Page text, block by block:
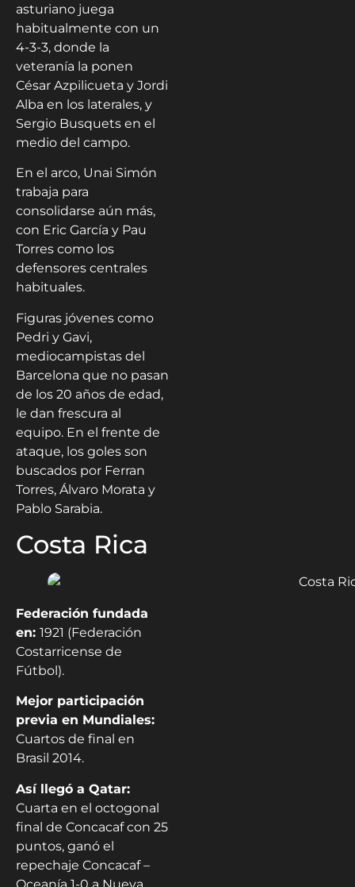
asturiano juega
habitualmente con un
4-3-3, donde la
veteranía la ponen
César Azpilicueta y Jordi
Alba en los laterales, y
Sergio Busquets en el
medio del campo.
En el arco, Unai Simón
trabaja para
consolidarse aún más,
con Eric García y Pau
Torres como los
defensores centrales
habituales.
Figuras jóvenes como
Pedri y Gavi,
mediocampistas del
Barcelona que no pasan
de los 20 años de edad,
le dan frescura al
equipo. En el frente de
ataque, los goles son
buscados por Ferran
Torres, Álvaro Morata y
Pablo Sarabia.
Costa Rica
Federación fundada
en: 1921 (Federación
Costarricense de
Fútbol).
Mejor participación
previa en Mundiales:
Cuartos de final en
Brasil 2014.
Así llegó a Qatar:
Cuarta en el octogonal
final de Concacaf con 25
puntos, ganó el
repechaje Concacaf –